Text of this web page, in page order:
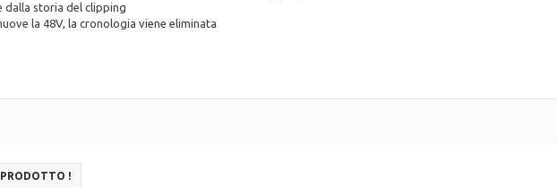
dalla storia del clipping
la 48V, la cronologia viene eliminata
!